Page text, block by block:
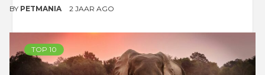
BY PETMANIA 2 JAAR AGO
TOP 10